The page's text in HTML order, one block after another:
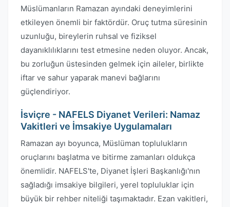
Müslümanların Ramazan ayındaki deneyimlerini
etkileyen önemli bir faktördür. Oruç tutma süresinin
uzunluğu, bireylerin ruhsal ve fiziksel
dayanıklılıklarını test etmesine neden oluyor. Ancak,
bu zorluğun üstesinden gelmek için aileler, birlikte
iftar ve sahur yaparak manevi bağlarını
güçlendiriyor.
İsviçre - NAFELS Diyanet Verileri: Namaz
Vakitleri ve İmsakiye Uygulamaları
Ramazan ayı boyunca, Müslüman toplulukların
oruçlarını başlatma ve bitirme zamanları oldukça
önemlidir. NAFELS'te, Diyanet İşleri Başkanlığı'nın
sağladığı imsakiye bilgileri, yerel topluluklar için
büyük bir rehber niteliği taşımaktadır. Ezan vakitleri,